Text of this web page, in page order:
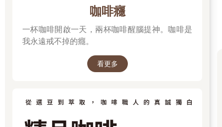
咖啡癮
一杯咖啡開啟一天，兩杯咖啡醒腦提神。咖啡是
我永遠戒不掉的癮。
看更多